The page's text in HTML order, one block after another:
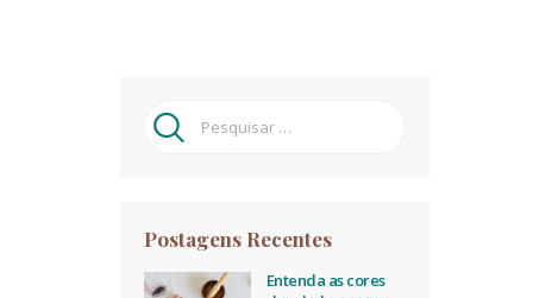
Pesquisar
por:
Postagens Recentes
Entenda as cores